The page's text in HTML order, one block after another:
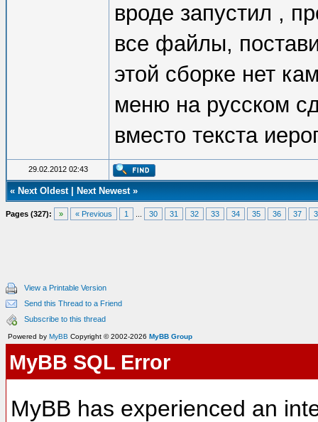
вроде запустил ,
все файлы,
этой сборке нет
меню на русском
вместо текста
29.02.2012 02:43
« Next Oldest| Next Newest»
Pages (327): » « Previous 1 30 31 32 33 34 35 36 37
View a Printable Version
Send this Thread to a Friend
Subscribe to this thread
Powered by MyBB Copyright © 2002-2026 MyBB Group
MyBB SQL Error
MyBB has experienced an